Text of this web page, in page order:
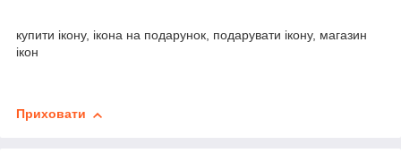
купити ікону, ікона на подарунок, подарувати ікону, магазин
ікон
Приховати